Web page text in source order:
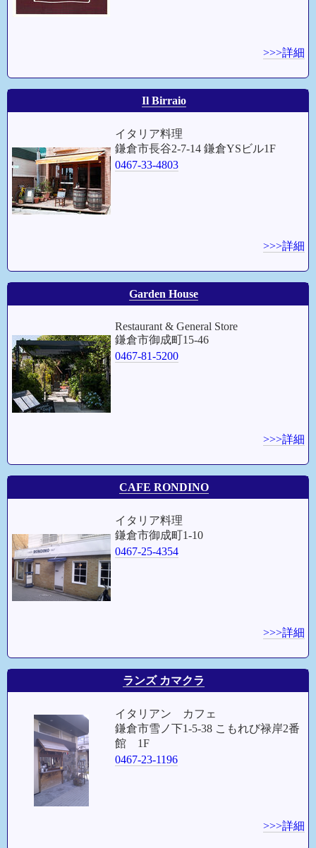
>>>詳細
Il Birraio
イタリア料理
鎌倉市長谷2-7-14 鎌倉YSビル1F
0467-33-4803
>>>詳細
Garden House
Restaurant & General Store
鎌倉市御成町15-46
0467-81-5200
>>>詳細
CAFE RONDINO
イタリア料理
鎌倉市御成町1-10
0467-25-4354
>>>詳細
ランズ カマクラ
イタリアン カフェ
鎌倉市雪ノ下1-5-38 こもれび禄岸2番
館 1F
0467-23-1196
>>>詳細